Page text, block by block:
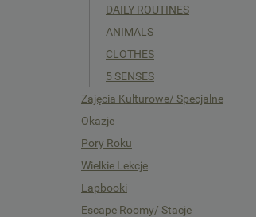
DAILY ROUTINES
ANIMALS
CLOTHES
5 SENSES
Zajęcia Kulturowe/ Specjalne
Okazje
Pory Roku
Wielkie Lekcje
Lapbooki
Escape Roomy/ Stacje